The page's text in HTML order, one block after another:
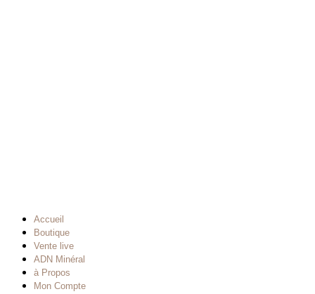
Accueil
Boutique
Vente live
ADN Minéral
à Propos
Mon Compte